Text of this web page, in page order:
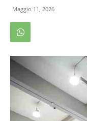
Maggio 11, 2026